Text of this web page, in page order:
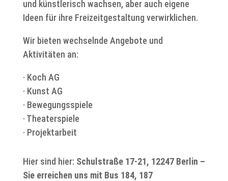
und künstlerisch wachsen, aber auch eigene
Ideen für ihre Freizeitgestaltung verwirklichen.
Wir bieten wechselnde Angebote und
Aktivitäten an:
· Koch AG
· Kunst AG
· Bewegungsspiele
· Theaterspiele
· Projektarbeit
Hier sind hier: Schulstraße 17-21, 12247 Berlin –
Sie erreichen uns mit Bus 184, 187